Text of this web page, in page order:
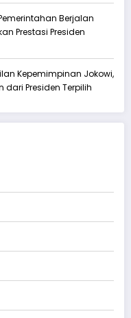
Berjalan
Prestasi Presiden
Kepemimpinan Jokowi,
Presiden Terpilih